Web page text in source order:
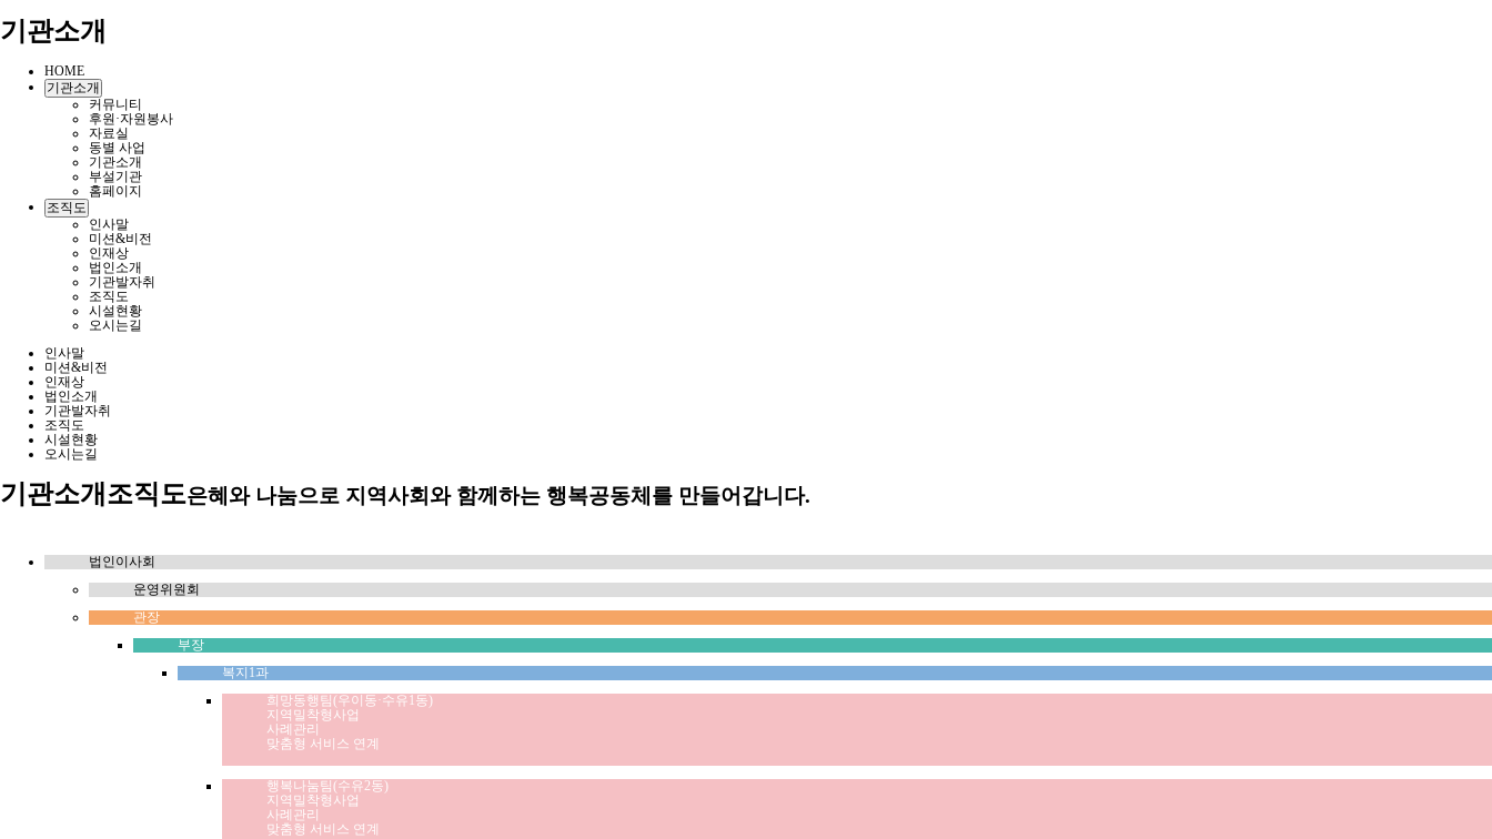
기관소개
HOME
기관소개
커뮤니티
후원·자원봉사
자료실
동별 사업
기관소개
부설기관
홈페이지
조직도
인사말
미션&비전
인재상
법인소개
기관발자취
조직도
시설현황
오시는길
인사말
미션&비전
인재상
법인소개
기관발자취
조직도
시설현황
오시는길
기관소개 조직도은혜와 나눔으로 지역사회와 함께하는 행복공동체를 만들어갑니다.
법인이사회
운영위원회
관장
부장
복지1과
희망동행팀(우이동·수유1동)
지역밀착형사업
사례관리
맞춤형 서비스 연계
행복나눔팀(수유2동)
지역밀착형사업
사례관리
맞춤형 서비스 연계